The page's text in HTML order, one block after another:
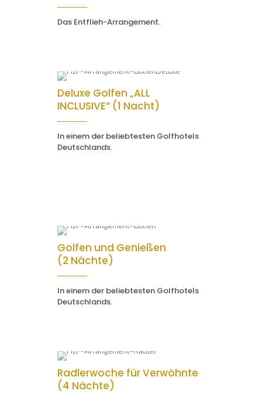
Das Entflieh-Arrangement.
Deluxe Golfen „ALL
INCLUSIVE“ (1 Nacht)
In einem der beliebtesten Golfhotels
Deutschlands.
Golfen und Genießen
(2 Nächte)
In einem der beliebtesten Golfhotels
Deutschlands.
Radlerwoche für Verwöhnte
(4 Nächte)